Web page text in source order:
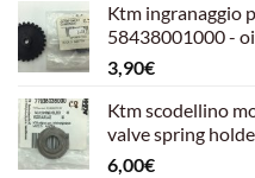
originale
era:
è:
Ktm ingranaggio
58438001000 -
3,90€
Ktm scodellino
valve spring
6,00€